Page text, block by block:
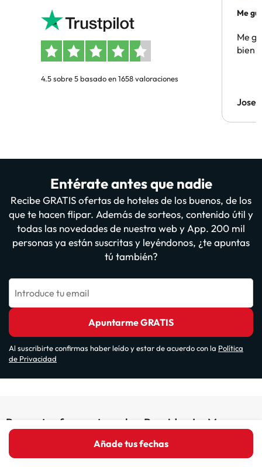
Añade tus fechas
4.5 sobre 5 basado en 1658 valoraciones
Me
Me
bien
Jose
Entérate antes que nadie
Recibe GRATIS ofertas de hoteles de los buenos, de los
que te hacen flipar. Además de sorteos, contenido útil y
todas las novedades de nuestra web y App. 200 mil
personas ya están suscritas y leyéndonos, ¿te apuntas
tú también?
Introduce tu email
Apuntarme GRATIS
Al suscribirte confirmas haber leído y estar de acuerdo con la Política
de Privacidad
Preguntas frecuentes sobre Poseidon La Manga
Hotel & Spa (Adults Designed)